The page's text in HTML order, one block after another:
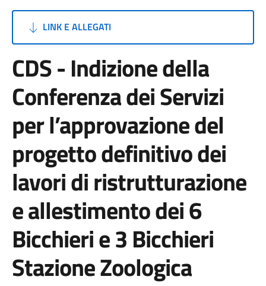
LINK E ALLEGATI
CDS - Indizione della
Conferenza dei Servizi
per l’approvazione del
progetto definitivo dei
lavori di ristrutturazione
e allestimento dei 6
Bicchieri e 3 Bicchieri
Stazione Zoologica